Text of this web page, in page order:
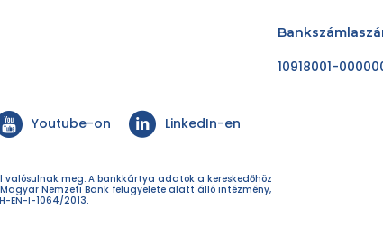
10918001-
Youtube-on LinkedIn-en
valósulnak meg. A bankkártya adatok a kereskedőhöz
Nemzeti Bank felügyelete alatt álló intézmény,
EN-I-1064/2013.